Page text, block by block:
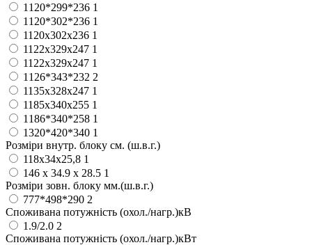
1120*299*236 1
1120*302*236 1
1120х302х236 1
1122x329x247 1
1122х329х247 1
1126*343*232 2
1135x328x247 1
1185x340x255 1
1186*340*258 1
1320*420*340 1
Розміри внутр. блоку см. (ш.в.г.)
118x34x25,8 1
146 х 34.9 х 28.5 1
Розміри зовн. блоку мм.(ш.в.г.)
777*498*290 2
Споживана потужність (охол./нагр.)кВ
1.9/2.0 2
Споживана потужність (охол./нагр.)кВт